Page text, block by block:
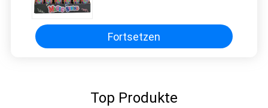
Fortsetzen
Top Produkte